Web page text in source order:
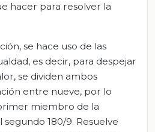
hacer para resolver la
se hace uso de las
es decir, para despejar
se dividen ambos
entre nueve, por lo
miembro de la
180/9. Resuelve